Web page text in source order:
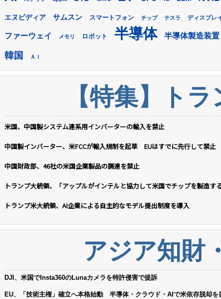
エヌビディア サムスン スマートフォン チップ テスラ ディスプレ
ファーウェイ メモリ ロボット 半導体 半導体製造装置
韓国 ＡＩ
【特集】ト
米国、中国製システム連系用インバーターの輸入を禁止
中国製インバーター、米FCCが輸入規制を起草 EUはすでに先行して禁止
中国財政部、46社の米国企業製品の調達を禁止
トランプ大統領、「アップルがインテルと協力して米国でチップを製造す
トランプ米大統領、AI企業による自主的なモデル提出制度を導入
アジア知財
DJI、米国でInsta360のLunaカメラを特許侵害で提訴
EU、「技術主権」確立へ本格始動 半導体・クラウド・AIで米依存脱却を